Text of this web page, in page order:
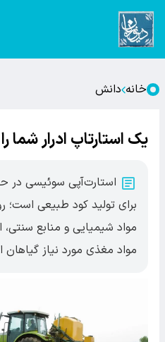
خانه دانش
یک استارتاپ ادرار شما
استارت‌آپی سوئیسی در
برای تولید کود طبیعی است؛
مواد شیمیایی و منابع سنتی،
مواد مغذی مورد نیاز